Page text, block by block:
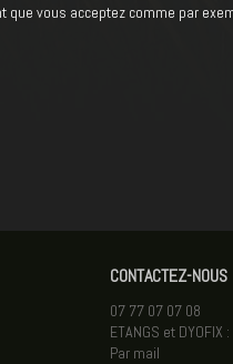
que vous acceptez comme par
CONTACTEZ-NOUS
07 77 07 07 08
ETANGS et DYOFIX
Par mail